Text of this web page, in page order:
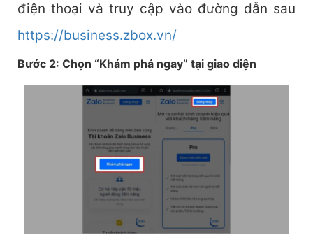
điện thoại và truy cập vào đường dẫn sau
https://business.zbox.vn/
Bước 2: Chọn “Khám phá ngay” tại giao diện